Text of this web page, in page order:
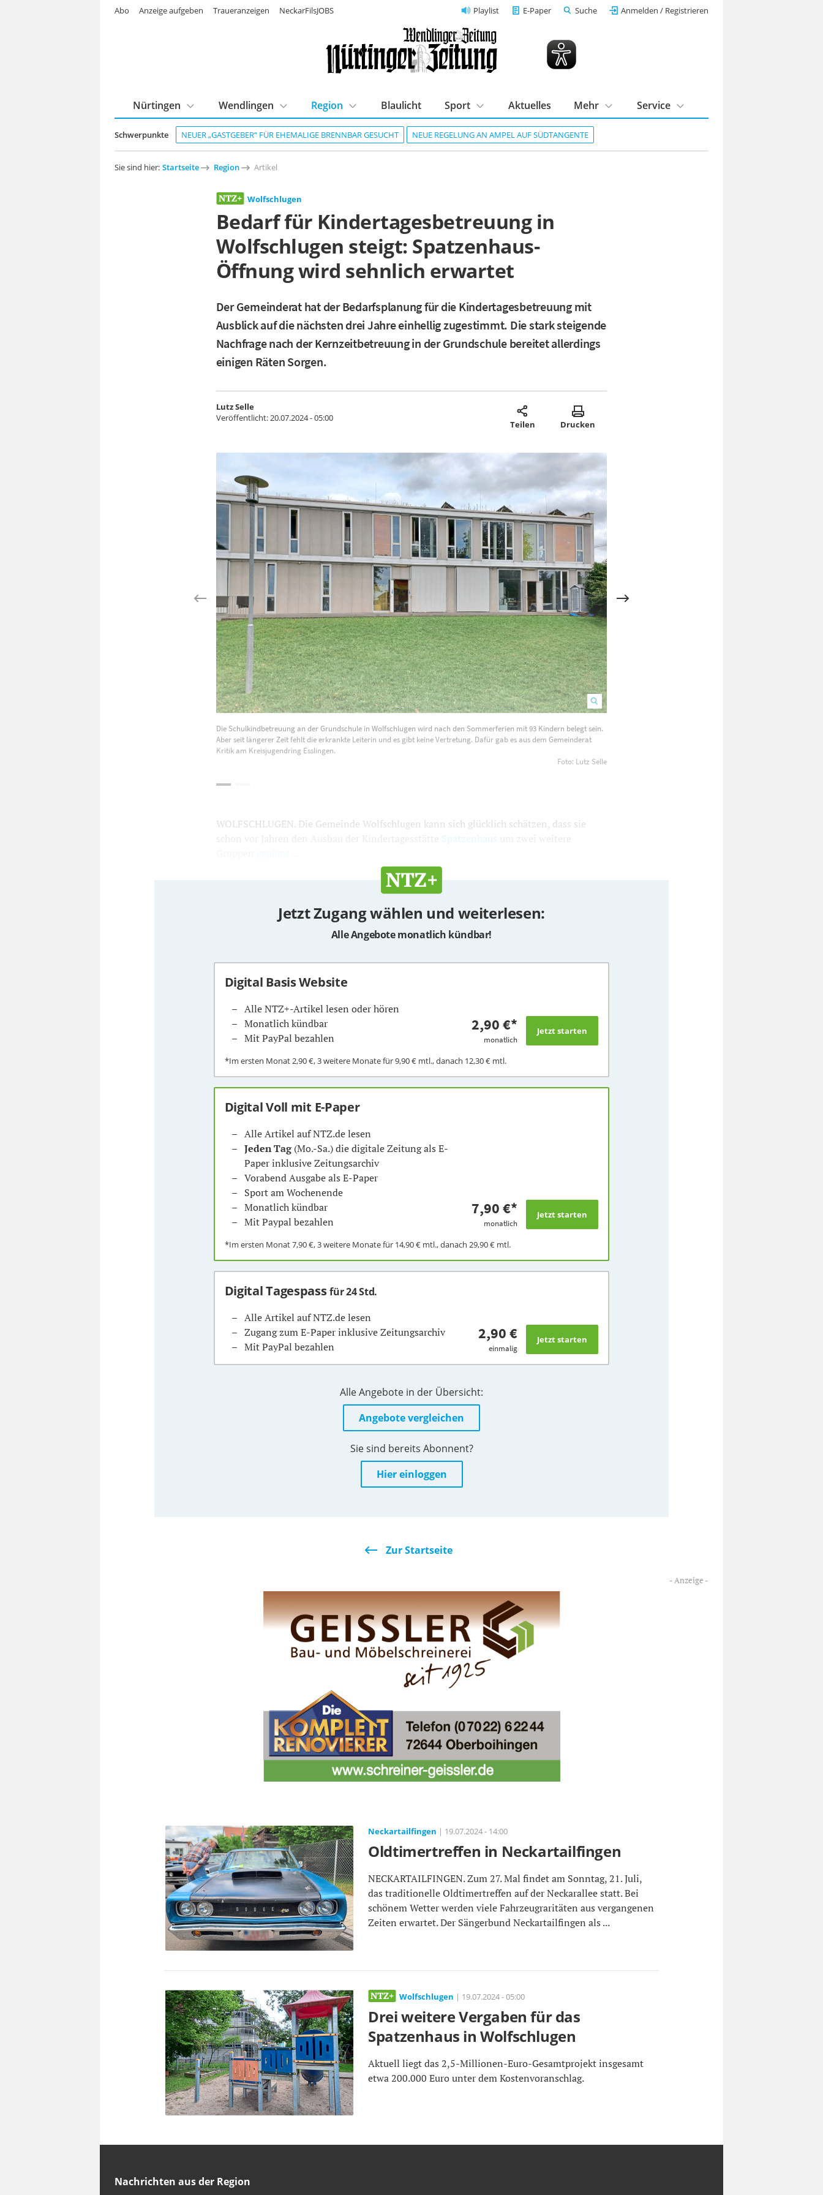
Playlist E-Paper Suche Anmelden / Registrieren
Schwerpunkte NEUER „GASTGEBER“ FÜR EHEMALIGE BRENNBAR GESUCHT NEUE REGELUNG AN AMPEL AUF SÜDTANGENTE
Nürtingen Wendlingen Region Blaulicht Sport Aktuelles Mehr Service
Abo Anzeige aufgeben Traueranzeigen NeckarFilsJOBS
Sie sind hier: Startseite Region Artikel
Wolfschlugen
Bedarf für Kindertagesbetreuung in
Wolfschlugen steigt: Spatzenhaus-
Öffnung wird sehnlich erwartet
Der Gemeinderat hat der Bedarfsplanung für die Kindertagesbetreuung mit
Ausblick auf die nächsten drei Jahre einhellig zugestimmt. Die stark steigende
Nachfrage nach der Kernzeitbetreuung in der Grundschule bereitet allerdings
einigen Räten Sorgen.
Lutz Selle
Veröffentlicht:20.07.2024 - 05:00
Teilen Drucken
Die Schulkindbetreuung an der Grundschule in Wolfschlugen wird nach den Sommerferien mit 93 Kindern belegt sein.
Aber seit längerer Zeit fehlt die erkrankte Leiterin und es gibt keine Vertretung. Dafür gab es aus dem Gemeinderat
Kritik am Kreisjugendring Esslingen.
Foto: Lutz Selle
WOLFSCHLUGEN. Die Gemeinde Wolfschlugen kann sich glücklich schätzen, dass sie
schon vor Jahren den Ausbau der Kindertagesstätte Spatzenhaus
Jetzt Zugang wählen und weiterlesen:
Alle Angebote monatlich kündbar!
Digital Basis Website
Alle NTZ+-Artikel lesen oder hören
Monatlich kündbar
Mit PayPal bezahlen
2,90 €*
monatlich
*Im ersten Monat2,90 €, 3 weitere Monate für9,90 €mtl., danach 12,30 €mtl.
Digital Voll mit E-Paper
Alle Artikel auf NTZ.de lesen
Jeden Tag(Mo.-Sa.) die digitale Zeitung als E-
Paper inklusive Zeitungsarchiv
Vorabend Ausgabe als E-Paper
Sport am Wochenende
Monatlich kündbar
Mit Paypal bezahlen
7,90 €*
monatlich
*Im ersten Monat7,90 €, 3 weitere Monate für 14,90 €mtl., danach 29,90 €mtl.
Digital Tagespassfür 24 Std.
Alle Artikel auf NTZ.de lesen
Zugang zum E-Paper inklusive Zeitungsarchiv
Mit PayPal bezahlen
2,90 €
einmalig
Alle Angebote in der Übersicht:
Angebote vergleichen
Sie sind bereits Abonnent?
Hier einloggen
Zur Startseite
Neckartailfingen | 19.07.2024 - 14:00
Oldtimertreffen in Neckartailfingen
NECKARTAILFINGEN. Zum 27. Mal findet am Sonntag, 21. Juli,
das traditionelle Oldtimertreffen auf der Neckarallee statt. Bei
schönem Wetter werden viele Fahrzeugraritäten aus vergangenen
Zeiten erwartet. Der Sängerbund Neckartailfingen als ...
Wolfschlugen | 19.07.2024 - 05:00
Drei weitere Vergaben für das
Spatzenhaus in Wolfschlugen
Aktuell liegt das 2,5-Millionen-Euro-Gesamtprojekt insgesamt
etwa 200.000 Euro unter dem Kostenvoranschlag.
Nachrichten aus der Region